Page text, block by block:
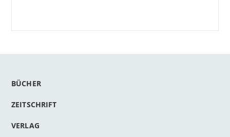
BÜCHER
ZEITSCHRIFT
VERLAG